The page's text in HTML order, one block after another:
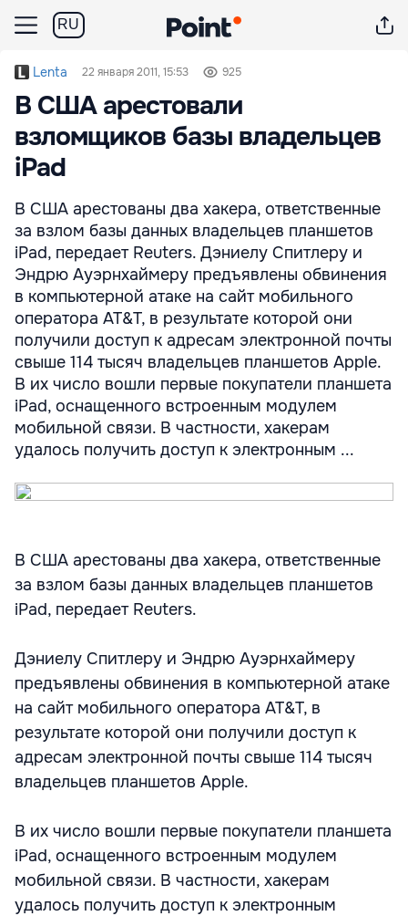
RU
Lenta 22 января 2011, 15:53 925
В США арестовали
взломщиков базы владельцев
iPad
В США арестованы два хакера, ответственные
за взлом базы данных владельцев планшетов
iPad, передает Reuters. Дэниелу Спитлеру и
Эндрю Ауэрнхаймеру предъявлены обвинения
в компьютерной атаке на сайт мобильного
оператора AT&T, в результате которой они
получили доступ к адресам электронной почты
свыше 114 тысяч владельцев планшетов Apple.
В их число вошли первые покупатели планшета
iPad, оснащенного встроенным модулем
мобильной связи. В частности, хакерам
удалось получить доступ к электронным ...
В США арестованы два хакера, ответственные
за взлом базы данных владельцев планшетов
iPad, передает Reuters.
Дэниелу Спитлеру и Эндрю Ауэрнхаймеру
предъявлены обвинения в компьютерной атаке
на сайт мобильного оператора AT&T, в
результате которой они получили доступ к
адресам электронной почты свыше 114 тысяч
владельцев планшетов Apple.
В их число вошли первые покупатели планшета
iPad, оснащенного встроенным модулем
мобильной связи. В частности, хакерам
удалось получить доступ к электронным